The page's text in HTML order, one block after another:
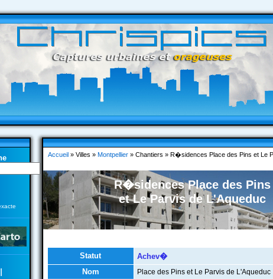
Accueil» Villes » Montpellier» Chantiers » R�sidences Place des Pins et Le
R�sidences Place des Pins
et Le Parvis de L'Aqueduc
Statut
Achev�
Nom
Place des Pins et Le Parvis de L'Aqueduc